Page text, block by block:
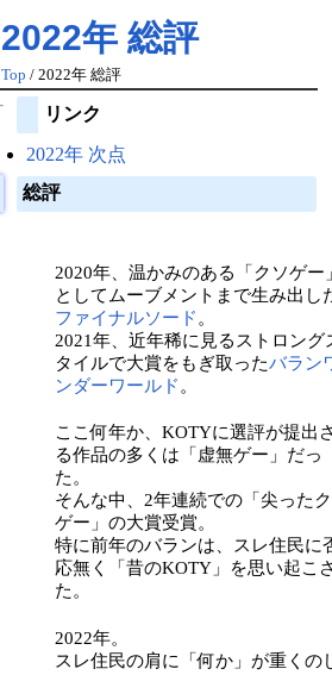
2022年 総評
Top / 2022年 総評
リンク
2022年 次点
総評
2020年、温かみのある「クソゲー
としてムーブメントまで生み出し
ファイナルソード 。
2021年、近年稀に見るストロング
タイルで大賞をもぎ取ったバラン
ンダーワールド 。
ここ何年か、KOTYに選評が提出
る作品の多くは「虚無ゲー」だっ
た。
そんな中、2年連続での「尖った
ゲー」の大賞受賞。
特に前年のバランは、スレ住民に
応無く「昔のKOTY」を思い起こ
た。
2022年。
スレ住民の肩に「何か」が重くの